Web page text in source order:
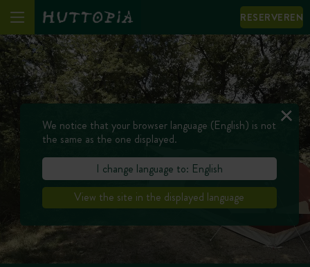
RESERVEREN
We notice that your browser language (English) is not
the same as the one displayed.
I change language to: English
View the site in the displayed language